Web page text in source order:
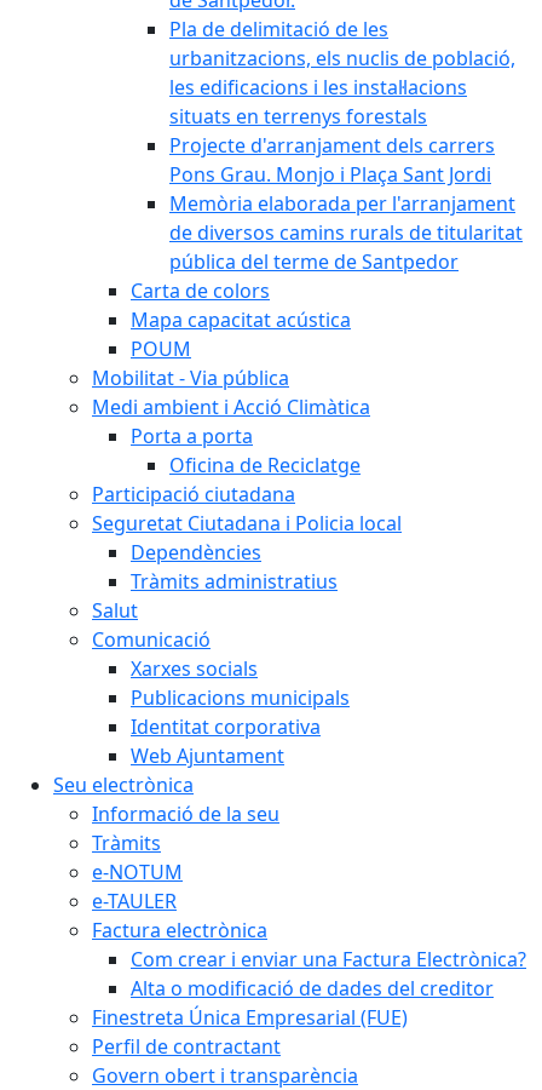
Pla de delimitació de les
urbanitzacions, els nuclis de població,
les edificacions i les instal·lacions
situats en terrenys forestals
Projecte d'arranjament dels carrers
Pons Grau. Monjo i Plaça Sant Jordi
Memòria elaborada per l'arranjament
de diversos camins rurals de titularitat
pública del terme de Santpedor
Carta de colors
Mapa capacitat acústica
POUM
Mobilitat - Via pública
Medi ambient i Acció Climàtica
Porta a porta
Oficina de Reciclatge
Participació ciutadana
Seguretat Ciutadana i Policia local
Dependències
Tràmits administratius
Salut
Comunicació
Xarxes socials
Publicacions municipals
Identitat corporativa
Web Ajuntament
Seu electrònica
Informació de la seu
Tràmits
e-NOTUM
e-TAULER
Factura electrònica
Com crear i enviar una Factura Electrònica?
Alta o modificació de dades del creditor
Finestreta Única Empresarial (FUE)
Perfil de contractant
Govern obert i transparència